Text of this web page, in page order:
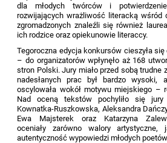
dla młodych twórców i
rozwijających wrażliwość literacką wśród
zgromadzonych znaleźli się również
ich rodzice oraz opiekunowie literaccy.
Tegoroczna edycja konkursów cieszyła
– do organizatorów wpłynęło aż 168
stron Polski. Jury miało przed sobą trudne
nadesłanych prac był bardzo
oscylowała wokół motywu miejskiego –
Nad oceną tekstów pochyliło się jury
Kownatka-Ruszkowska, Aleksandra
Ewa Majsterek oraz Katarzyna
oceniały zarówno walory
autentyczność wypowiedzi młodych